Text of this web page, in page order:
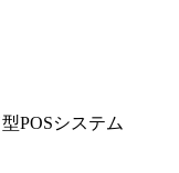
POSシステム